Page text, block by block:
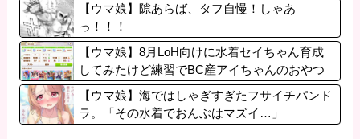
【ウマ娘】隙あらば、タフ自慢！しゃあ
っ！！！
【ウマ娘】8月LoH向けに水着セイちゃん育成
してみたけど練習でBC産アイちゃんのおやつ
になってる。
【ウマ娘】海ではしゃぎすぎたフサイチパンド
ラ。「その水着でおんぶはマズイ…」